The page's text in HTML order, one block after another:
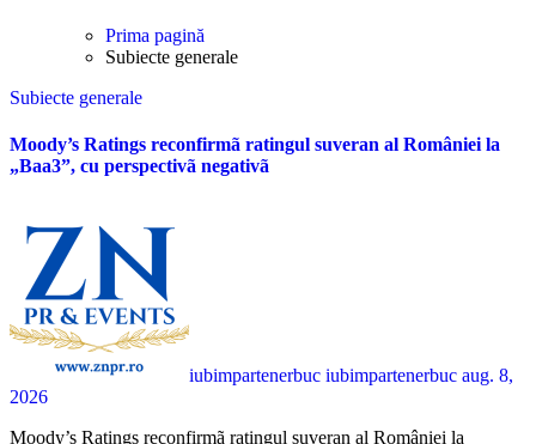
Prima pagină
Subiecte generale
Subiecte generale
Moody’s Ratings reconfirmã ratingul suveran al României la
„Baa3”, cu perspectivã negativã
iubimpartenerbuc iubimpartenerbuc aug. 8,
2026
Moody’s Ratings reconfirmã ratingul suveran al României la